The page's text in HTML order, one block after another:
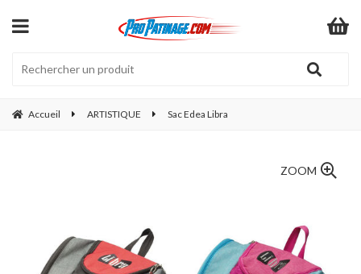
Accueil ARTISTIQUE Sac Edea Libra
ZOOM